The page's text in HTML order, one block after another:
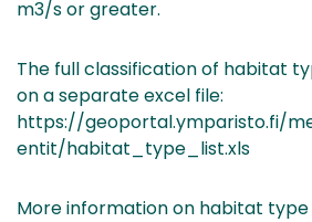
m3/s or greater.
The full classification of habitat
on a separate excel file:
https://geoportal.ymparisto.fi/
entit/habitat_type_list.xls
More information on habitat